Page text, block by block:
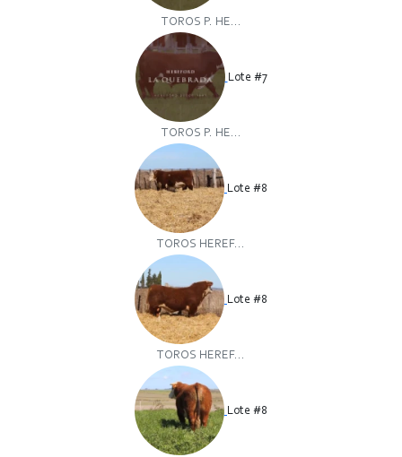
TOROS P. HE...
Lote #7
TOROS P. HE...
Lote #8
TOROS HEREF...
Lote #8
TOROS HEREF...
Lote #8